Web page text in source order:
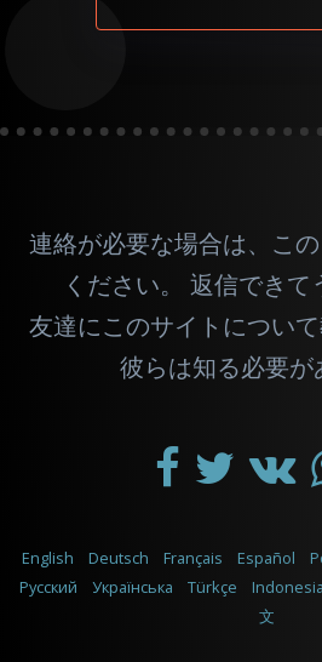
連絡が必要な場合は、この
ください。 返信できて
友達にこのサイトについて
彼らは知る必要が
English Deutsch Français Español
Русский
Українська Türkçe
文